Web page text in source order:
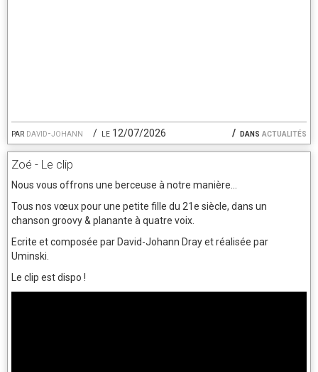
par david-johann le 12/07/2026 dans actualités
Zoé - Le clip
Nous vous offrons une berceuse à notre manière...
Tous nos vœux pour une petite fille du 21e siècle, dans un
chanson groovy & planante à quatre voix.
Ecrite et composée par David-Johann Dray et réalisée par
Uminski.
Le clip est dispo !